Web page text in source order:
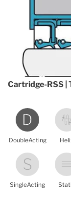
Cartridge-RSS |
DoubleActing
SingleActing